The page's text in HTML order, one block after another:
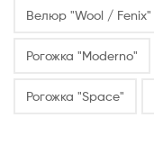
Велюр "Wool / Fenix"
Рогожка "Moderno"
Рогожка "Space"